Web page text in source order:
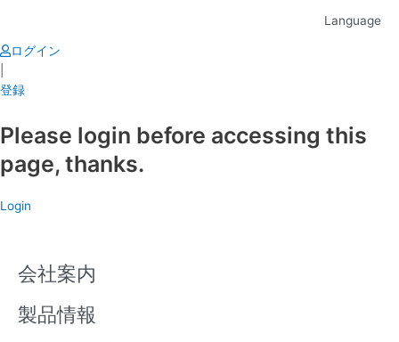
content
Language
ログイン
登録
Please login before accessing this
page, thanks.
Login
会社案内
製品情報